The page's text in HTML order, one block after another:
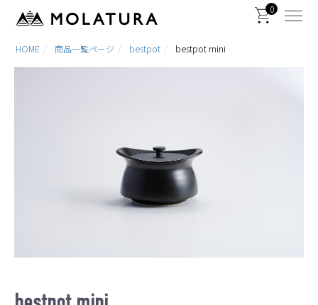
0
HOME 商品一覧ページ bestpot bestpot mini